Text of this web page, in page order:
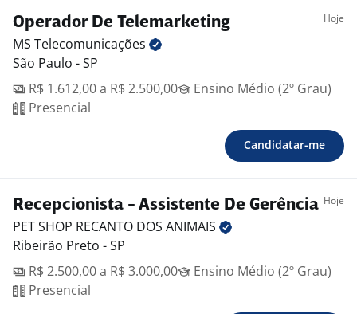
Operador De Telemarketing Hoje
MS Telecomunicações
São Paulo - SP
R$ 1.612,00 a R$ 2.500,00
Ensino Médio (2º Grau)
Presencial
Candidatar-me
Recepcionista - Assistente De Gerência Hoje
PET SHOP RECANTO DOS ANIMAIS
Ribeirão Preto - SP
R$ 2.500,00 a R$ 3.000,00
Ensino Médio (2º Grau)
Presencial